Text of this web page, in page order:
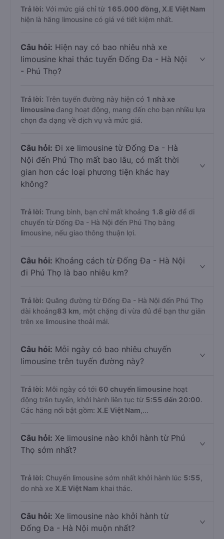
Trả lời: Với mức giá chỉ từ 165.000 đồng, X.E Việt Nam
hiện là hãng limousine có giá vé tiết kiệm nhất.
Câu hỏi: Hiện nay có bao nhiêu nhà xe
limousine khai thác tuyến Đống Đa - Hà Nội
- Phú Thọ?
Trả lời: Trên tuyến đường này hiện có 1 nhà xe
limousine đang hoạt động, mang đến cho bạn nhiều lựa
chọn đa dạng về dịch vụ và mức giá.
Câu hỏi: Đi xe limousine từ Đống Đa - Hà
Nội đến Phú Thọ mất bao lâu, có mất thời
gian hơn các loại phương tiện khác hay
không?
Trả lời: Trung bình, bạn chỉ mất khoảng 1.8 giờ để di
chuyển từ Đống Đa - Hà Nội đến Phú Thọ bằng
limousine, nếu giao thông thuận lợi.
Câu hỏi: Khoảng cách từ Đống Đa - Hà Nội
đi Phú Thọ là bao nhiêu km?
Trả lời: Quãng đường từ Đống Đa - Hà Nội đến Phú Thọ
dài khoảng83 km , một chặng đi vừa đủ để bạn thư giãn
trên xe limousine thoải mái.
Câu hỏi: Mỗi ngày có bao nhiêu chuyến
limousine trên tuyến đường này?
Trả lời: Mỗi ngày có tới 60 chuyến limousine hoạt
động trên tuyến, khởi hành liên tục từ 5:55 đến 20:00.
Các hãng nổi bật gồm: X.E Việt Nam ,...
Câu hỏi: Xe limousine nào khởi hành từ Phú
Thọ sớm nhất?
Trả lời: Chuyến limousine sớm nhất khởi hành lúc 5:55
do nhà xe X.E Việt Nam khai thác.
Câu hỏi: Xe limousine nào khởi hành từ
Đống Đa - Hà Nội muộn nhất?